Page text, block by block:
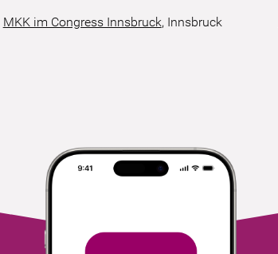
MKK im Congress Innsbruck, Innsbruck